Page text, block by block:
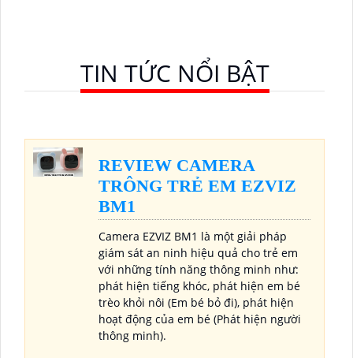
TIN TỨC NỔI BẬT
REVIEW CAMERA
TRÔNG TRẺ EM EZVIZ
BM1
Camera EZVIZ BM1 là một giải pháp
giám sát an ninh hiệu quả cho trẻ em
với những tính năng thông minh như:
phát hiện tiếng khóc, phát hiện em bé
trèo khỏi nôi (Em bé bỏ đi), phát hiện
hoạt động của em bé (Phát hiện người
thông minh).